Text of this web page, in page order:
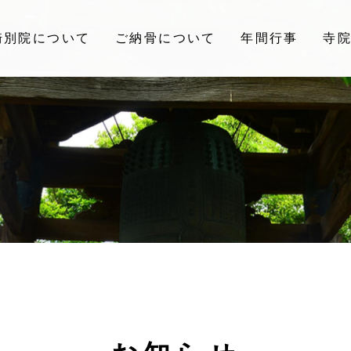
院について ご納骨について 年間行事 寺